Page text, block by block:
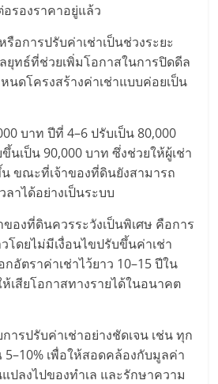
รองราคาอยู่แล้ว
รือการปรับค่าเช่าเป็นช่วงระยะ
ยุทธ์ที่ช่วยเพิ่มโอกาสในการปิดดีล
นดโครงสร้างค่าเช่าแบบค่อยเป็น
บาท ปีที่ 4–6 ปรับเป็น 80,000
นเป็น 90,000 บาท ซึ่งช่วยให้ผู้เช่า
ขณะที่เจ้าของที่ดินยังสามารถ
ลาได้อย่างเป็นระบบ
ของที่ดินควรระวังเป็นพิเศษ คือการ
โดยไม่มีเงื่อนไขปรับขึ้นค่าเช่า
อัตราค่าเช่าไว้ยาว 10–15 ปีใน
เสียโอกาสทางรายได้ในอนาคต
ารปรับค่าเช่าอย่างชัดเจน เช่น ทุก
เพื่อให้สอดคล้องกับมูลค่า
ปลงไปของทำเล และรักษาความ